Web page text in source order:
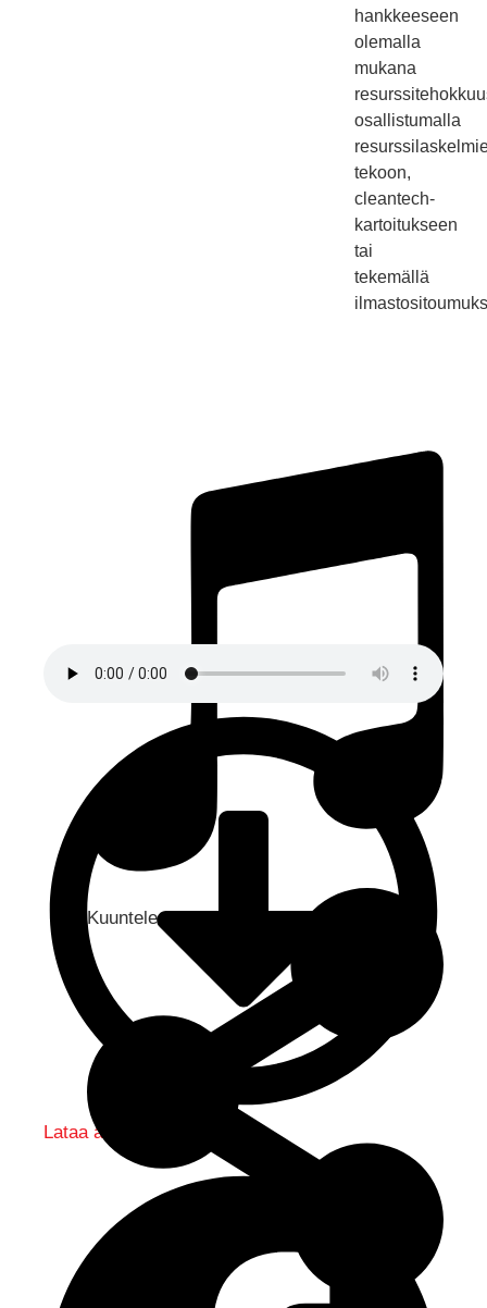
hankkeeseen
olemalla
mukana
osallistumalla
tekoon,
cleantech-
kartoitukseen
tai
tekemällä
Kuuntele audio...
Lataa audio